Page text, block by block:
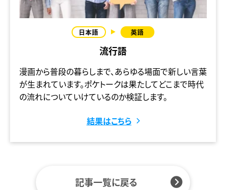
流行語
漫画から普段の暮らしまで、あらゆる場面で新しい言葉
が生まれています。ポケトークは果たしてどこまで時代
の流れについていけているのか検証します。
結果はこちら
記事一覧に戻る